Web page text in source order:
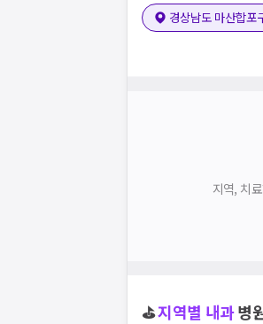
경상남도 마산합포
지역, 치
⛳지역별 내과병